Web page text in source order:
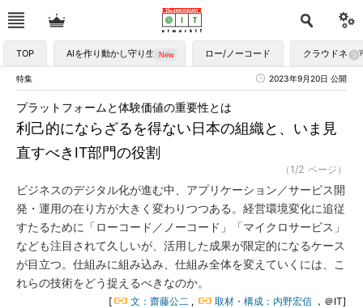
TOP AIを作り動かし守り生かす ロー/ノーコード クラウドネイ
特集 2023年9月20日 公開
利己的にならざるを得ない日本の組織と、いま見
直すべきIT部門の役割
プラットフォームと体験価値の重要性とは
（1/2 ページ）
ビジネスのデジタル化が進む中、アプリケーション／サービス開
発・運用の在り方が大きく変わりつつある。経営環境変化に追従
すたるために「ローコード／ノーコード」「マイクロサービス」
なども注目されて久しいが、活用した成果が限定的になるケース
が目立つ。仕組みに組み込み、仕組み全体を変えていくには、こ
れらの技術をどう捉えるべきなのか。
[ 文：齋藤公二 , 取材・構成：内野宏信 ，＠IT]